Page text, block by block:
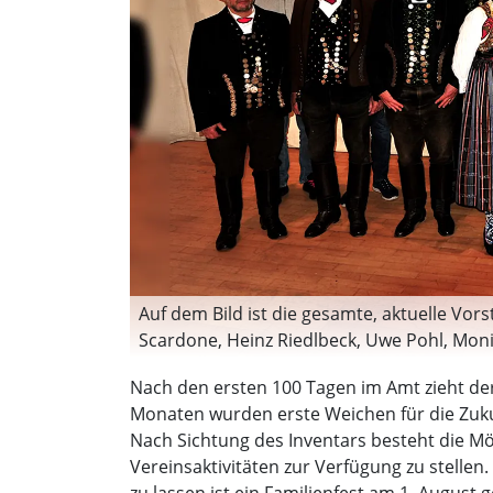
Auf dem Bild ist die gesamte, aktuelle
Scardone, Heinz Riedlbeck, Uwe Pohl,
Hannes Schallermayer, Mathias Schöpf,
Ampertaler)
Nach den ersten 100 Tagen im Amt zieht
Monaten wurden erste Weichen für die
Nach Sichtung des Inventars besteht die
Vereinsaktivitäten zur Verfügung zu